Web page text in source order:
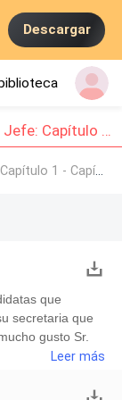
Descargar
Todos los capítulos de Seducida por mi Jefe: Capítulo 1 - Capítulo 10
Capítulo 1 - Capítulo 10
que
secretaria que
gusto Sr.
reposó su
semanas
Leer más